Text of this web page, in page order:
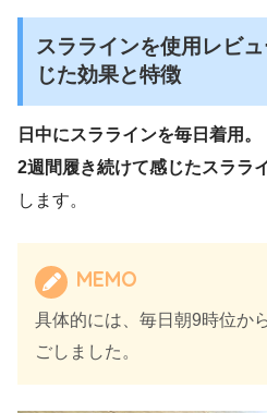
スララインを使用レビ
じた効果と特徴
日中にスララインを毎日着用。
2週間履き続けて感じたスララ
します。
MEMO
具体的には、毎日朝9時位か
ごしました。